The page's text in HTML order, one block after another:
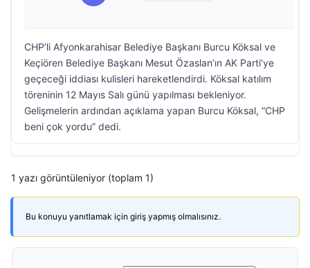
CHP’li Afyonkarahisar Belediye Başkanı Burcu Köksal ve
Keçiören Belediye Başkanı Mesut Özaslan’ın AK Parti’ye
geçeceği iddiası kulisleri hareketlendirdi. Köksal katılım
töreninin 12 Mayıs Salı günü yapılması bekleniyor.
Gelişmelerin ardından açıklama yapan Burcu Köksal, “CHP
beni çok yordu” dedi.
1 yazı görüntüleniyor (toplam 1)
Bu konuyu yanıtlamak için giriş yapmış olmalısınız.